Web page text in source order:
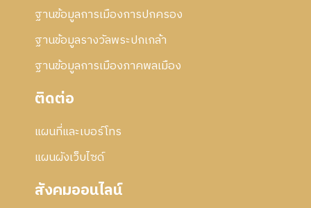
ฐานข้อมูลการเมืองการปกครอง
ฐานข้อมูลรางวัลพระปกเกล้า
ฐานข้อมูลการเมืองภาคพลเมือง
ติดต่อ
แผนที่และเบอร์โทร
แผนผังเว็บไซด์
สังคมออนไลน์